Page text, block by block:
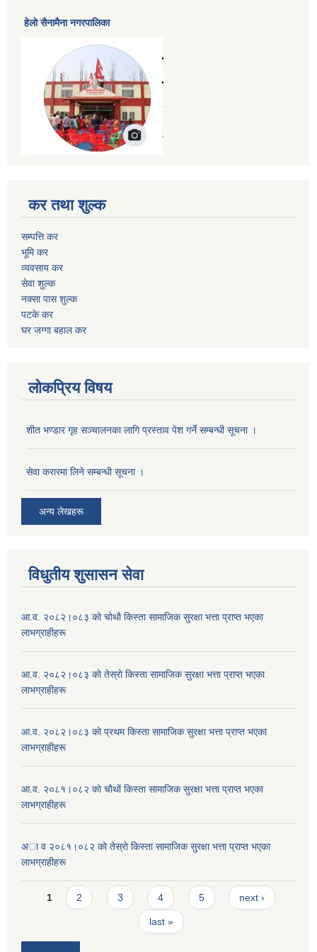
हेलाे सैनामैना नगरपालिका
कर तथा शुल्क
सम्पत्ति कर
भूमि कर
व्यवसाय कर
सेवा शुल्क
नक्सा पास शुल्क
पटके कर
घर जग्गा बहाल कर
लोकप्रिय विषय
शीत भण्डार गृह सञ्चालनका लागि प्रस्ताव पेश गर्ने सम्बन्धी सूचना ।
सेवा करारमा लिने सम्बन्धी सूचना ।
अन्य लेखहरू
विधुतीय शुसासन सेवा
आ.व. २०८२।०८३ काे चोथाै‌ किस्ता सामाजिक सुरक्षा भत्ता प्राप्त भएका
लाभग्राहीहरू
आ.व. २०८२।०८३ काे तेस्राे किस्ता सामाजिक सुरक्षा भत्ता प्राप्त भएका
लाभग्राहीहरू
आ.व. २०८२।०८३ काे प्रथम किस्ता सामाजिक सुरक्षा भत्ता प्राप्त भएका
लाभग्राहीहरू
आ.व. २०८१।०८२ काे चाैथाें किस्ता सामाजिक सुरक्षा भत्ता प्राप्त भएका
लाभग्राहीहरू
अा व २०८१।०८२ काे तेस्राे किस्ता सामाजिक सुरक्षा भत्ता प्राप्त भएका
लाभग्राहीहरू
Pages
1 2 3 4 5 next ›
last »